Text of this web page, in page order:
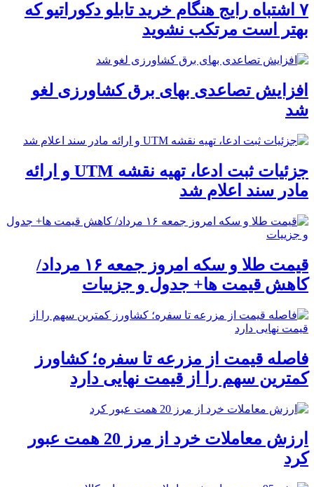
۷ اشتباه رایج هنگام خرید تابلو دکوراتیو که
بهتر است مرتکب نشوید
افزایش تصاعدی بهای برق کشاورزی لغو
شد
جزئیات ثبت ادعا، تهیه نقشه UTM و ارائه
مادر سند اعلام شد
قیمت طلا و سکه امروز جمعه ۱۶ مرداد/
کاهش قیمت ها+ جدول و جزییات
فاصله قیمت از مزرعه تا سفره؛ کشاورز
کمترین سهم را از قیمت نهایی دارد
ارزش معاملات خرد از مرز 20 همت عبور
کرد